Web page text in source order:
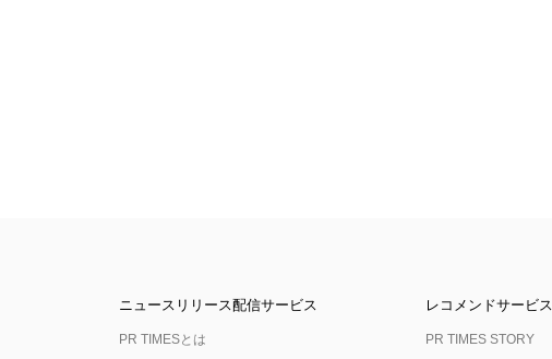
ニュースリリース配信サービス
PR TIMESとは
レコメンドサービス
PR TIMES STORY